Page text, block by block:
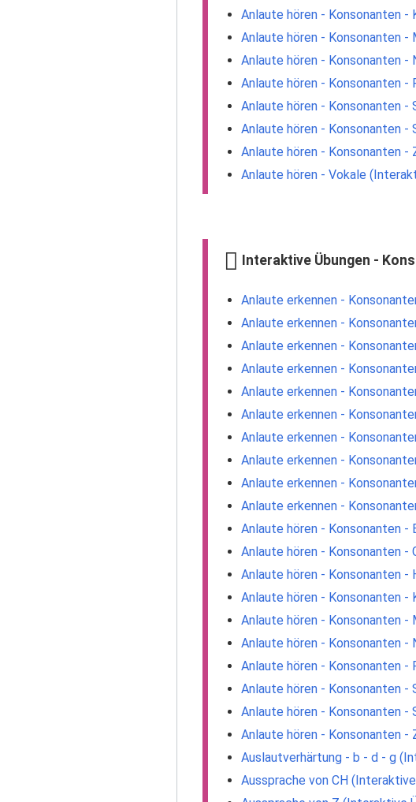
Anlaute hören - Konsonanten -
Anlaute hören - Konsonanten -
Anlaute hören - Konsonanten -
Anlaute hören - Konsonanten -
Anlaute hören - Konsonanten -
Anlaute hören - Konsonanten -
Anlaute hören - Konsonanten -
Anlaute hören - Vokale
Interaktive Übungen -
Anlaute erkennen -
Anlaute erkennen -
Anlaute erkennen -
Anlaute erkennen -
Anlaute erkennen -
Anlaute erkennen -
Anlaute erkennen -
Anlaute erkennen -
Anlaute erkennen -
Anlaute erkennen -
Anlaute hören - Konsonanten -
Anlaute hören - Konsonanten -
Anlaute hören - Konsonanten -
Anlaute hören - Konsonanten -
Anlaute hören - Konsonanten -
Anlaute hören - Konsonanten -
Anlaute hören - Konsonanten -
Anlaute hören - Konsonanten -
Anlaute hören - Konsonanten -
Anlaute hören - Konsonanten -
Auslautverhärtung - b - d - g
Aussprache von CH